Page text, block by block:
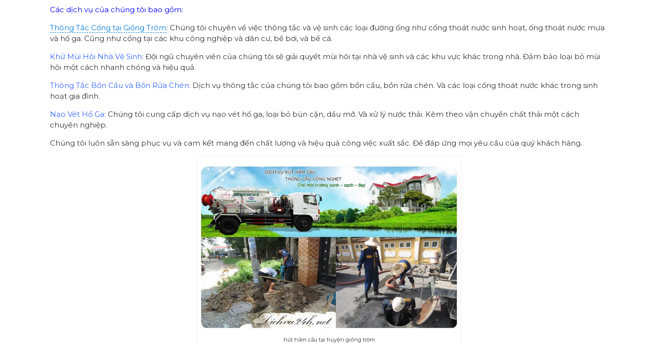
Các dịch vụ của chúng tôi bao gồm:
Thông Tắc Cống tại Giồng Trôm: Chúng tôi chuyên về việc thông tắc và vệ sinh các loại đường ống như cống thoát nước sinh hoạt, ống thoát nước mưa
và hố ga. Cũng như cống tại các khu công nghiệp và dân cư, bể bơi, và bể cá.
Khử Mùi Hôi Nhà Vệ Sinh: Đội ngũ chuyên viên của chúng tôi sẽ giải quyết mùi hôi tại nhà vệ sinh và các khu vực khác trong nhà. Đảm bảo loại bỏ mùi
hôi một cách nhanh chóng và hiệu quả.
Thông Tắc Bồn Cầu và Bồn Rửa Chén: Dịch vụ thông tắc của chúng tôi bao gồm bồn cầu, bồn rửa chén. Và các loại cống thoát nước khác trong sinh
hoạt gia đình.
Nạo Vét Hố Ga: Chúng tôi cung cấp dịch vụ nạo vét hố ga, loại bỏ bùn cặn, dầu mỡ. Và xử lý nước thải. Kèm theo vận chuyển chất thải một cách
chuyên nghiệp.
Chúng tôi luôn sẵn sàng phục vụ và cam kết mang đến chất lượng và hiệu quả công việc xuất sắc. Để đáp ứng mọi yêu cầu của quý khách hàng.
hút hầm cầu tại huyện giồng trôm